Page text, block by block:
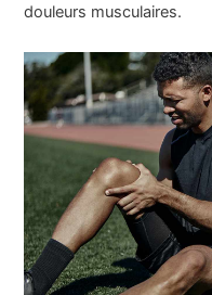
douleurs musculaires.